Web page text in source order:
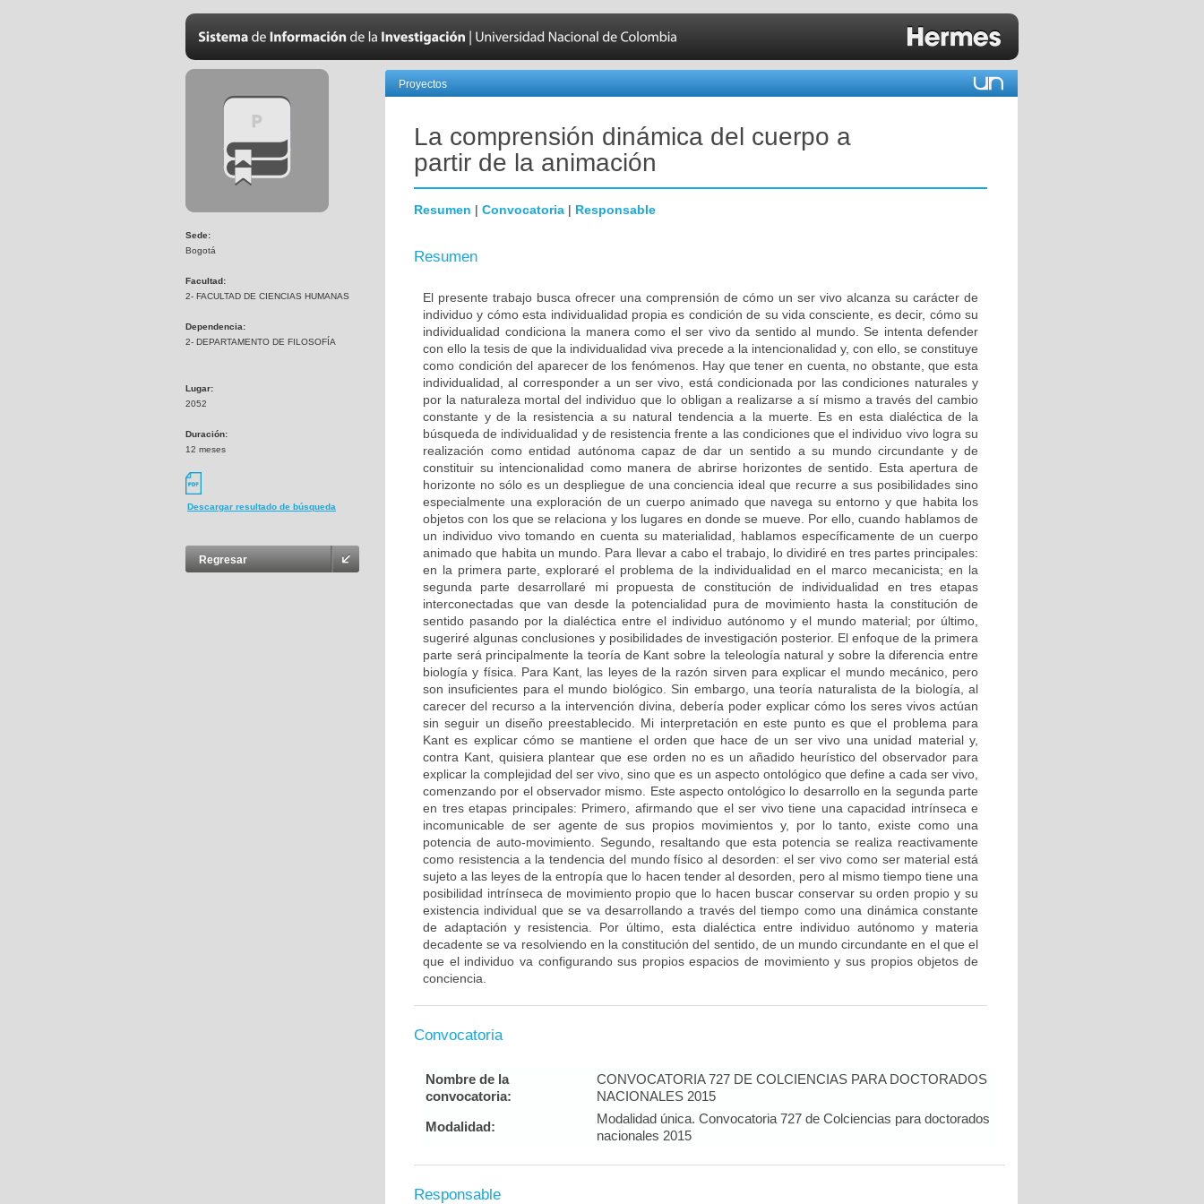
Sede:
Bogotá
Facultad:
2- FACULTAD DE CIENCIAS HUMANAS
Dependencia:
2- DEPARTAMENTO DE FILOSOFÍA
Lugar:
2052
Duración:
12 meses
Descargar resultado de búsqueda
Regresar
Proyectos
La comprensión dinámica del cuerpo a
partir de la animación
Resumen | Convocatoria | Responsable
Resumen
El presente trabajo busca ofrecer una comprensión de cómo un ser vivo alcanza su carácter de
individuo y cómo esta individualidad propia es condición de su vida consciente, es decir, cómo su
individualidad condiciona la manera como el ser vivo da sentido al mundo. Se intenta defender
con ello la tesis de que la individualidad viva precede a la intencionalidad y, con ello, se constituye
como condición del aparecer de los fenómenos. Hay que tener en cuenta, no obstante, que esta
individualidad, al corresponder a un ser vivo, está condicionada por las condiciones naturales y
por la naturaleza mortal del individuo que lo obligan a realizarse a sí mismo a través del cambio
constante y de la resistencia a su natural tendencia a la muerte. Es en esta dialéctica de la
búsqueda de individualidad y de resistencia frente a las condiciones que el individuo vivo logra su
realización como entidad autónoma capaz de dar un sentido a su mundo circundante y de
constituir su intencionalidad como manera de abrirse horizontes de sentido. Esta apertura de
horizonte no sólo es un despliegue de una conciencia ideal que recurre a sus posibilidades sino
especialmente una exploración de un cuerpo animado que navega su entorno y que habita los
objetos con los que se relaciona y los lugares en donde se mueve. Por ello, cuando hablamos de
un individuo vivo tomando en cuenta su materialidad, hablamos específicamente de un cuerpo
animado que habita un mundo. Para llevar a cabo el trabajo, lo dividiré en tres partes principales:
en la primera parte, exploraré el problema de la individualidad en el marco mecanicista; en la
segunda parte desarrollaré mi propuesta de constitución de individualidad en tres etapas
interconectadas que van desde la potencialidad pura de movimiento hasta la constitución de
sentido pasando por la dialéctica entre el individuo autónomo y el mundo material; por último,
sugeriré algunas conclusiones y posibilidades de investigación posterior. El enfoque de la primera
parte será principalmente la teoría de Kant sobre la teleología natural y sobre la diferencia entre
biología y física. Para Kant, las leyes de la razón sirven para explicar el mundo mecánico, pero
son insuficientes para el mundo biológico. Sin embargo, una teoría naturalista de la biología, al
carecer del recurso a la intervención divina, debería poder explicar cómo los seres vivos actúan
sin seguir un diseño preestablecido. Mi interpretación en este punto es que el problema para
Kant es explicar cómo se mantiene el orden que hace de un ser vivo una unidad material y,
contra Kant, quisiera plantear que ese orden no es un añadido heurístico del observador para
explicar la complejidad del ser vivo, sino que es un aspecto ontológico que define a cada ser vivo,
comenzando por el observador mismo. Este aspecto ontológico lo desarrollo en la segunda parte
en tres etapas principales: Primero, afirmando que el ser vivo tiene una capacidad intrínseca e
incomunicable de ser agente de sus propios movimientos y, por lo tanto, existe como una
potencia de auto-movimiento. Segundo, resaltando que esta potencia se realiza reactivamente
como resistencia a la tendencia del mundo físico al desorden: el ser vivo como ser material está
sujeto a las leyes de la entropía que lo hacen tender al desorden, pero al mismo tiempo tiene una
posibilidad intrínseca de movimiento propio que lo hacen buscar conservar su orden propio y su
existencia individual que se va desarrollando a través del tiempo como una dinámica constante
de adaptación y resistencia. Por último, esta dialéctica entre individuo autónomo y materia
decadente se va resolviendo en la constitución del sentido, de un mundo circundante en el que el
que el individuo va configurando sus propios espacios de movimiento y sus propios objetos de
conciencia.
Convocatoria
Nombre de la
convocatoria:
CONVOCATORIA 727 DE COLCIENCIAS PARA DOCTORADOS
NACIONALES 2015
Modalidad:
Modalidad única. Convocatoria 727 de Colciencias para doctorados
nacionales 2015
Responsable